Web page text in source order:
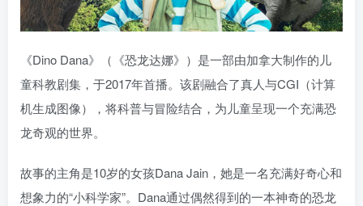
《Dino Dana》（《恐龙达娜》）是一部由加拿大制作的儿
童科教剧集，于2017年首播。该剧融合了真人与CGI（计算
机生成图像），将科普与冒险结合，为儿童呈现一个充满恐
龙奇观的世界。
故事的主角是10岁的女孩Dana Jain，她是一名充满好奇心和
想象力的“小科学家”。Dana通过偶然得到的一本神奇的恐龙